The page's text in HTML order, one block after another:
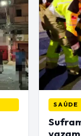
SAÚDE